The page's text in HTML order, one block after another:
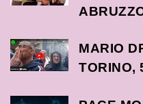
MARIO
TORINO,